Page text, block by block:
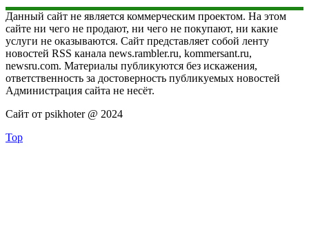
Данный сайт не является коммерческим проектом. На этом
сайте ни чего не продают, ни чего не покупают, ни какие
услуги не оказываются. Сайт представляет собой ленту
новостей RSS канала news.rambler.ru, kommersant.ru,
newsru.com. Материалы публикуются без искажения,
ответственность за достоверность публикуемых новостей
Администрация сайта не несёт.
Сайт от psikhoter @ 2024
Top